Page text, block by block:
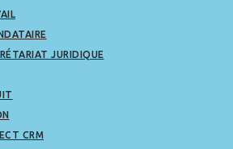
JURIDIQUE
CRM